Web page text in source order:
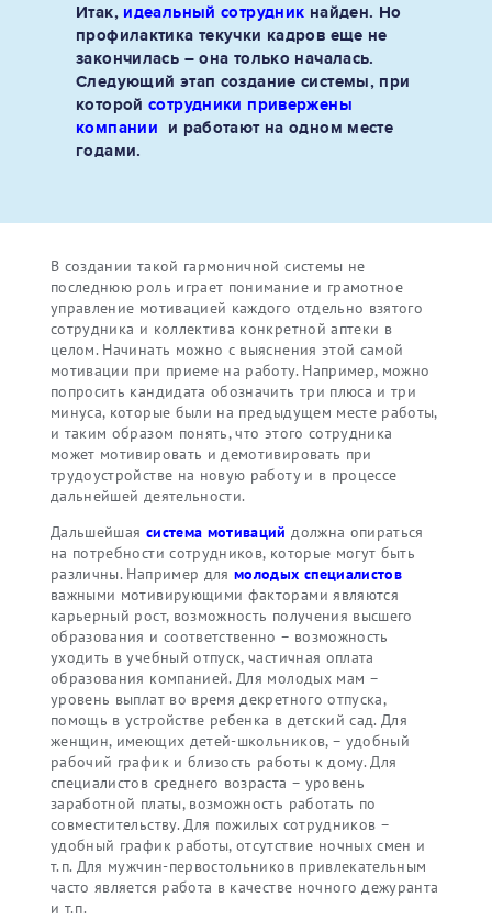
Итак, идеальный сотрудник найден. Но
профилактика текучки кадров еще не
закончилась – она только началась.
Следующий этап создание системы, при
которой сотрудники привержены
компании и работают на одном месте
годами.
В создании такой гармоничной системы не
последнюю роль играет понимание и грамотное
управление мотивацией каждого отдельно взятого
сотрудника и коллектива конкретной аптеки в
целом. Начинать можно с выяснения этой самой
мотивации при приеме на работу. Например, можно
попросить кандидата обозначить три плюса и три
минуса, которые были на предыдущем месте работы,
и таким образом понять, что этого сотрудника
может мотивировать и демотивировать при
трудоустройстве на новую работу и в процессе
дальнейшей деятельности.
Дальшейшая система мотиваций должна опираться
на потребности сотрудников, которые могут быть
различны. Например длямолодых специалистов
важными мотивирующими факторами являются
карьерный рост, возможность получения высшего
образования и соответственно – возможность
уходить в учебный отпуск, частичная оплата
образования компанией. Для молодых мам –
уровень выплат во время декретного отпуска,
помощь в устройстве ребенка в детский сад. Для
женщин, имеющих детей-школьников, – удобный
рабочий график и близость работы к дому. Для
специалистов среднего возраста – уровень
заработной платы, возможность работать по
совместительству. Для пожилых сотрудников –
удобный график работы, отсутствие ночных смен и
т.п. Для мужчин-первостольников привлекательным
часто является работа в качестве ночного дежуранта
и т.п.